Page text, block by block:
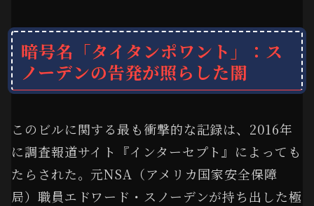
暗号名「タイタンポワント」：ス
ノーデンの告発が照らした闇
このビルに関する最も衝撃的な記録は、2016年
に調査報道サイト『インターセプト』によっても
たらされた。元NSA（アメリカ国家安全保障
局）職員エドワード・スノーデンが持ち出した極